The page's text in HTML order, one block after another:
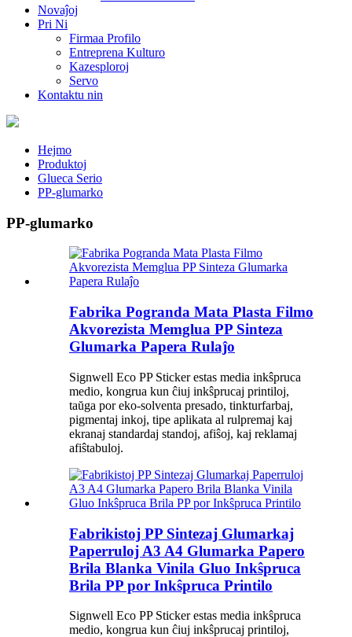
Novaĵoj
Pri Ni
Firmaa Profilo
Entreprena Kulturo
Kazesploroj
Servo
Kontaktu nin
Hejmo
Produktoj
Glueca Serio
PP-glumarko
PP-glumarko
Fabrika Pogranda Mata Plasta Filmo
Akvorezista Memglua PP Sinteza
Glumarka Papera Rulaĵo
Signwell Eco PP Sticker estas media inkŝpruca
medio, kongrua kun ĉiuj inkŝprucaj printiloj,
taŭga por eko-solventa presado, tinkturfarbaj,
pigmentaj inkoj, tipe aplikata al rulpremaj kaj
ekranaj standardaj standoj, afiŝoj, kaj reklamaj
afiŝtabuloj.
Fabrikistoj PP Sintezaj Glumarkaj
Paperruloj A3 A4 Glumarka Papero
Brila Blanka Vinila Gluo Inkŝpruca
Brila PP por Inkŝpruca Printilo
Signwell Eco PP Sticker estas media inkŝpruca
medio, kongrua kun ĉiuj inkŝprucaj printiloj,